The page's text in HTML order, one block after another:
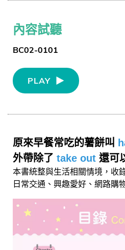
內容試聽
BC02-0101
PLAY
原來早餐常吃的薯餅叫
外帶除了 take out 還可
本書統整與生活相關情境，收
日常交通、興趣愛好、網路購